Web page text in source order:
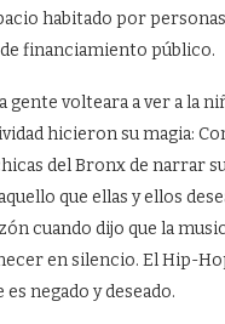
habitado por
financiamiento público.
gente volteara a ver a la
hicieron su magia:
del Bronx de narrar
que ellas y ellos
cuando dijo que la
en silencio. El Hip-
negado y deseado.